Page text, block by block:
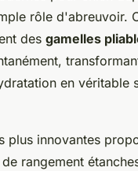
rôle d'abreuvoir.
des gamelles
en véritable
plus innovantes
rangement